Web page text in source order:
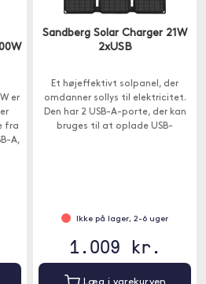
er
fra
A,
Sandberg Solar Charger 21W
2xUSB
Et højeffektivt solpanel, der
omdanner sollys til elektricitet.
Den har 2 USB-A-porte, der kan
bruges til at oplade USB-
Ikke på lager, 2-6 uger
1.009 kr.